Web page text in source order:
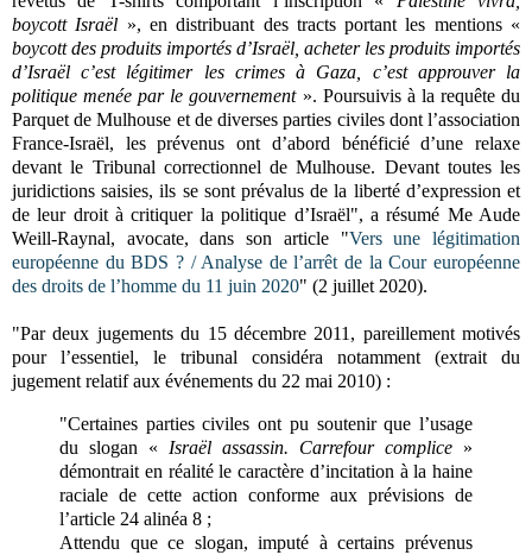
boycott Israël », en distribuant des tracts portant les mentions «
boycott des produits importés d’Israël, acheter les produits importés
d’Israël c’est légitimer les crimes à Gaza, c’est approuver la
politique menée par le gouvernement». Poursuivis à la requête du
Parquet de Mulhouse et de diverses parties civiles dont l’association
France-Israël, les prévenus ont d’abord bénéficié d’une relaxe
devant le Tribunal correctionnel de Mulhouse. Devant toutes les
juridictions saisies, ils se sont prévalus de la liberté d’expression et
de leur droit à critiquer la politique d’Israël", a résumé Me Aude
Weill-Raynal, avocate, dans son article "Vers une légitimation
européenne du BDS ? / Analyse de l’arrêt de la Cour européenne
des droits de l’homme du 11 juin 2020" (2 juillet 2020).
"Par deux jugements du 15 décembre 2011, pareillement motivés
pour l’essentiel, le tribunal considéra notamment (extrait du
jugement relatif aux événements du 22 mai 2010) :
"Certaines parties civiles ont pu soutenir que l’usage
du slogan « Israël assassin. Carrefour complice »
démontrait en réalité le caractère d’incitation à la haine
raciale de cette action conforme aux prévisions de
l’article 24 alinéa 8 ;
Attendu que ce slogan, imputé à certains prévenus